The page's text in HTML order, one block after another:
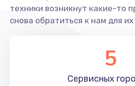
техники возникнут какие-то
снова обратиться к нам для
5
Сервисных